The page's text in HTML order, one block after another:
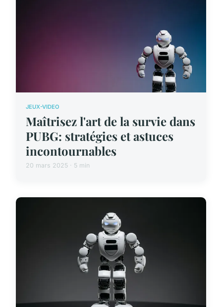
JEUX-VIDEO
Maîtrisez l'art de la survie dans
PUBG: stratégies et astuces
incontournables
20 mars 2025 · 5 min